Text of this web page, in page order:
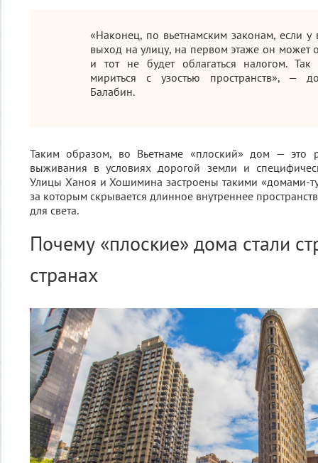
«Наконец, по вьетнамским законам, если у
выход на улицу, на первом этаже он может
и тот не будет облагаться налогом.
мириться с узостью пространств», —
Балабин.
Таким образом, во Вьетнаме «плоский» дом — это
выживания в условиях дорогой земли и
Улицы Ханоя и Хошимина застроены такими «домами-
за которым скрывается длинное внутреннее
для света.
Почему «плоские» дома стали
странах